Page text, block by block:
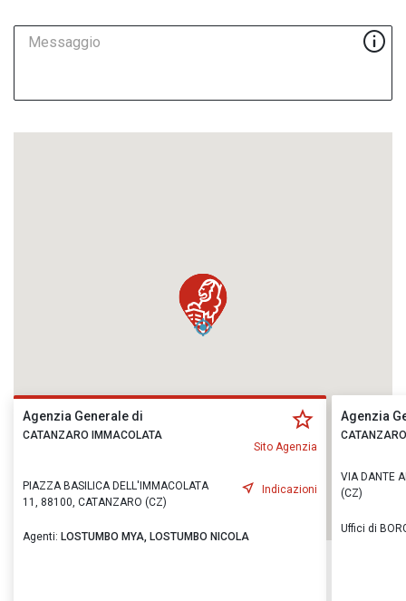
Messaggio
Agenzia Generale di
CATANZARO IMMACOLATA
Sito Agenzia
PIAZZA BASILICA DELL'IMMACOLATA
11, 88100, CATANZARO (CZ)
Indicazioni
Agenti: LOSTUMBO MYA, LOSTUMBO NICOLA
Agenzia
VIA DANTE
(CZ)
Uffici di